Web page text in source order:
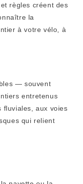
règles créent des
la
à votre vélo, à
— souvent
entretenus
fluviales, aux voies
qui relient